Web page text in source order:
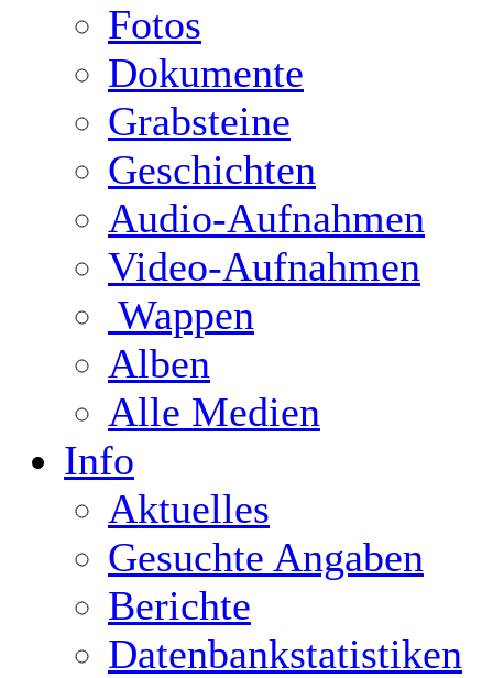
Fotos
Dokumente
Grabsteine
Geschichten
Audio-Aufnahmen
Video-Aufnahmen
Wappen
Alben
Alle Medien
Info
Aktuelles
Gesuchte Angaben
Berichte
Datenbankstatistiken